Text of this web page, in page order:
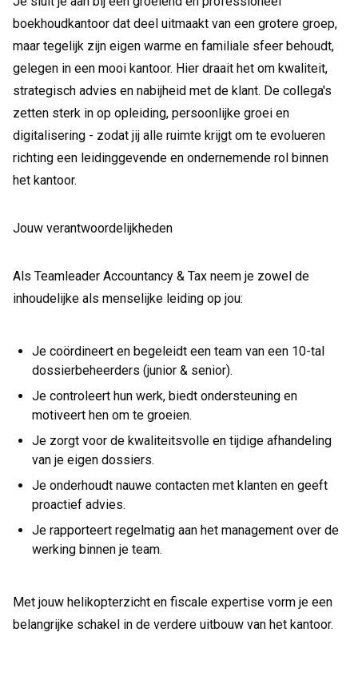
boekhoudkantoor dat deel uitmaakt van een grotere groep,
maar tegelijk zijn eigen warme en familiale sfeer behoudt,
gelegen in een mooi kantoor. Hier draait het om kwaliteit,
strategisch advies en nabijheid met de klant. De collega's
zetten sterk in op opleiding, persoonlijke groei en
digitalisering - zodat jij alle ruimte krijgt om te evolueren
richting een leidinggevende en ondernemende rol binnen
het kantoor.
Jouw verantwoordelijkheden
Als Teamleader Accountancy & Tax neem je zowel de
inhoudelijke als menselijke leiding op jou:
Je coördineert en begeleidt een team van een 10-tal
dossierbeheerders (junior & senior).
Je controleert hun werk, biedt ondersteuning en
motiveert hen om te groeien.
Je zorgt voor de kwaliteitsvolle en tijdige afhandeling
van je eigen dossiers.
Je onderhoudt nauwe contacten met klanten en geeft
proactief advies.
Je rapporteert regelmatig aan het management over de
werking binnen je team.
Met jouw helikopterzicht en fiscale expertise vorm je een
belangrijke schakel in de verdere uitbouw van het kantoor.